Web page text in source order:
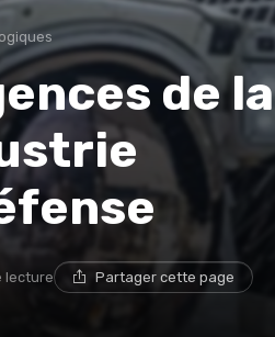
de la
lecture Partager cette page